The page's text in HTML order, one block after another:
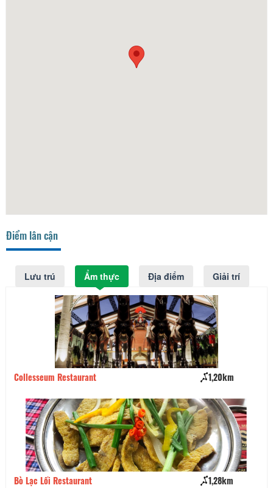
Điểm lân cận
Lưu trú Ẩm thực Địa điểm Giải trí
Collesseum Restaurant 1,20km
Bò Lạc Lối Restaurant 1,28km